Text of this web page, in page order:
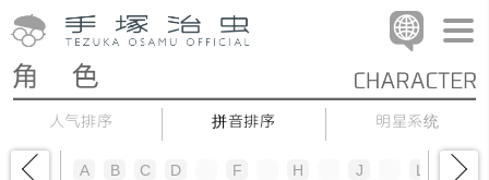
人气排序 拼音排序 明星系统
A B C D F H J L